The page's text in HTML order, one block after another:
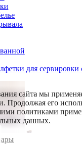
для сервировки
сайта мы
Продолжая его
политиками
данных.